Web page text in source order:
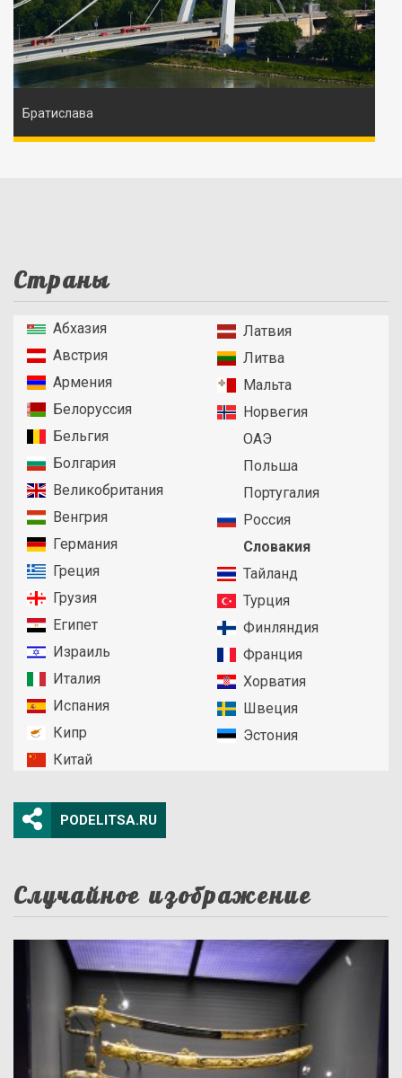
Братислава
Страны
Абхазия
Австрия
Армения
Белоруссия
Бельгия
Болгария
Великобритания
Венгрия
Германия
Греция
Грузия
Египет
Израиль
Италия
Испания
Кипр
Китай
Латвия
Литва
Мальта
Норвегия
ОАЭ
Польша
Португалия
Россия
Словакия
Тайланд
Турция
Финляндия
Франция
Хорватия
Швеция
Эстония
PODELITSA.RU
Случайное изображение